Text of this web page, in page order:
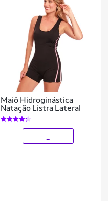
Maiô Hidroginástica
Natação Listra Lateral